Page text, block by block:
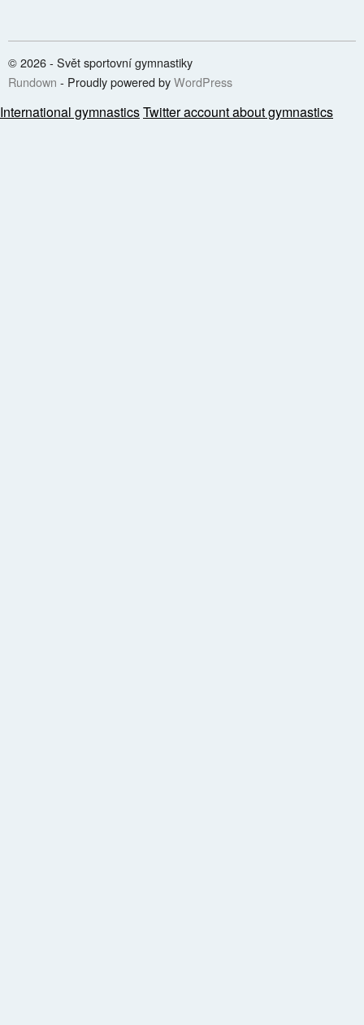
© 2026 - Svět sportovní gymnastiky
Rundown - Proudly powered byWordPress
International gymnasticsTwitter account about gymnastics